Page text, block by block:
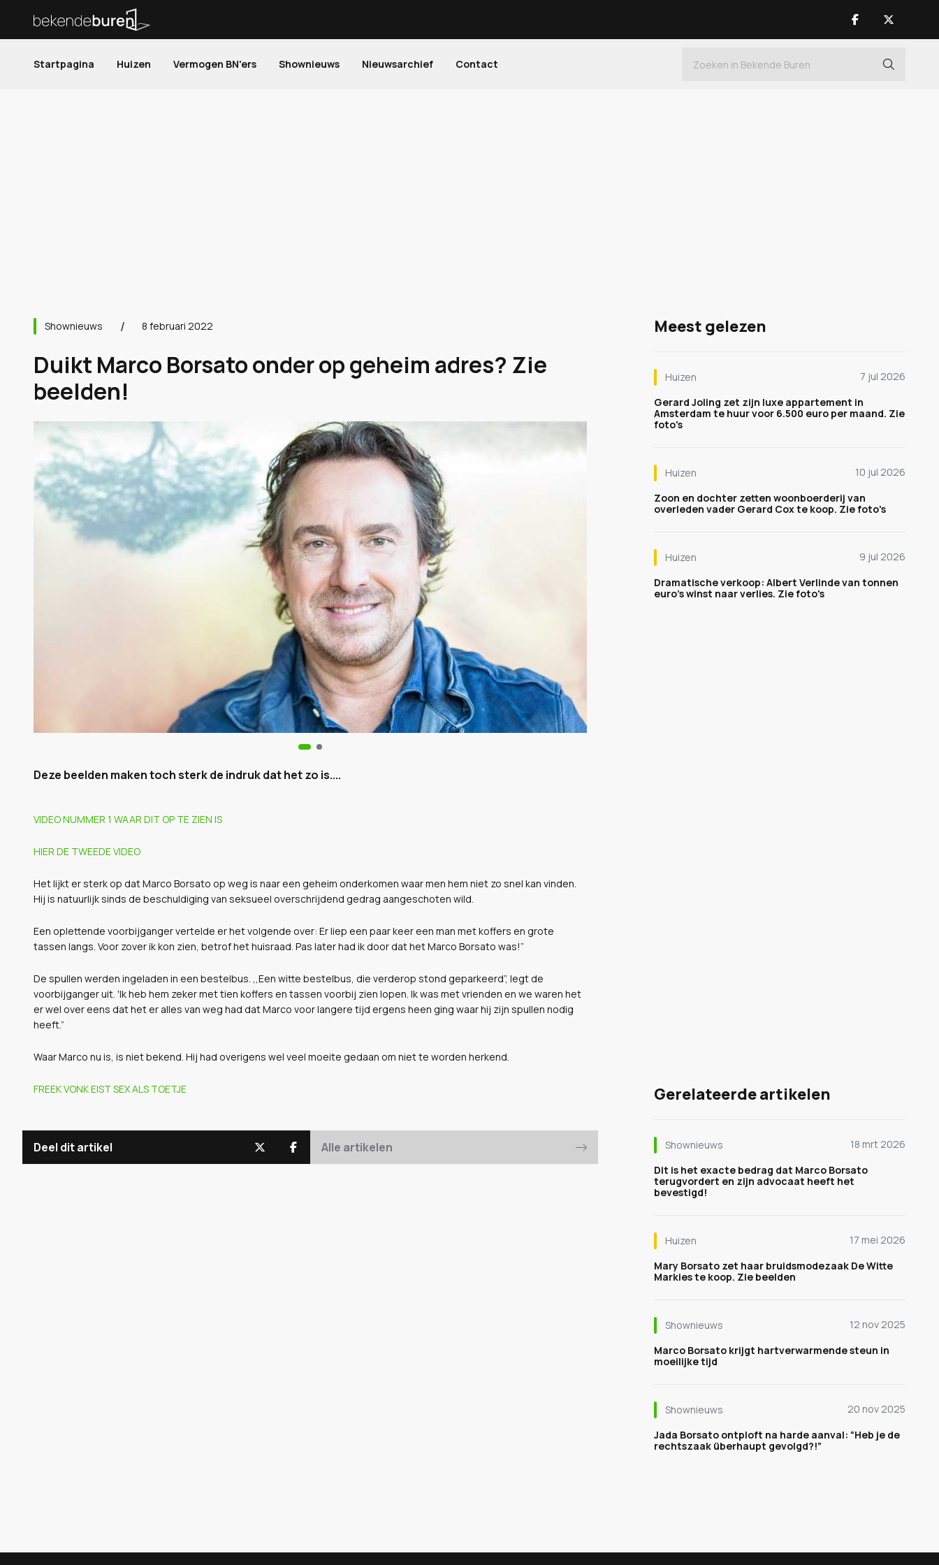
Startpagina Huizen Vermogen BN'ers Shownieuws Nieuwsarchief Contact
Shownieuws 8 februari 2022
Duikt Marco Borsato onder op geheim adres? Zie
beelden!
Deze beelden maken toch sterk de indruk dat het zo is....
VIDEO NUMMER 1 WAAR DIT OP TE ZIEN IS
HIER DE TWEEDE VIDEO
Het lijkt er sterk op dat Marco Borsato op weg is naar een geheim onderkomen waar men hem niet zo snel kan vinden.
Hij is natuurlijk sinds de beschuldiging van seksueel overschrijdend gedrag aangeschoten wild.
Een oplettende voorbijganger vertelde er het volgende over: Er liep een paar keer een man met koffers en grote
tassen langs. Voor zover ik kon zien, betrof het huisraad. Pas later had ik door dat het Marco Borsato was!”
De spullen werden ingeladen in een bestelbus. ,,Een witte bestelbus, die verderop stond geparkeerd”, legt de
voorbijganger uit. 'Ik heb hem zeker met tien koffers en tassen voorbij zien lopen. Ik was met vrienden en we waren het
er wel over eens dat het er alles van weg had dat Marco voor langere tijd ergens heen ging waar hij zijn spullen nodig
heeft.”
Waar Marco nu is, is niet bekend. Hij had overigens wel veel moeite gedaan om niet te worden herkend.
FREEK VONK EIST SEX ALS TOETJE
Deel dit artikel Alle artikelen
Meest gelezen
Huizen
7 jul 2026
Gerard Joling zet zijn luxe appartement in
Amsterdam te huur voor 6.500 euro per maand. Zie
foto's
Huizen
10 jul 2026
Zoon en dochter zetten woonboerderij van
overleden vader Gerard Cox te koop. Zie foto's
Huizen
9 jul 2026
Dramatische verkoop: Albert Verlinde van tonnen
euro's winst naar verlies. Zie foto's
Gerelateerde artikelen
Shownieuws
18 mrt 2026
Dit is het exacte bedrag dat Marco Borsato
terugvordert en zijn advocaat heeft het
bevestigd!
Huizen
17 mei 2026
Mary Borsato zet haar bruidsmodezaak De Witte
Markies te koop. Zie beelden
Shownieuws
12 nov 2025
Marco Borsato krijgt hartverwarmende steun in
moeilijke tijd
Shownieuws
20 nov 2025
Jada Borsato ontploft na harde aanval: “Heb je de
rechtszaak überhaupt gevolgd?!”